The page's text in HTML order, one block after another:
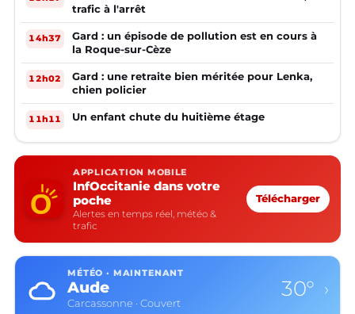
trafic à l'arrêt
14h37
Gard : un épisode de pollution est en cours à
la Roque-sur-Cèze
12h02
Gard : une retraite bien méritée pour Lenka,
chien policier
11h11 Un enfant chute du huitième étage
APPLICATION MOBILE
InfOccitanie dans votre
poche
Alertes en temps réel, météo &
trafic
Télécharger
MÉTÉO · MAINTENANT
Aude
Carcassonne · Couvert
30° ›